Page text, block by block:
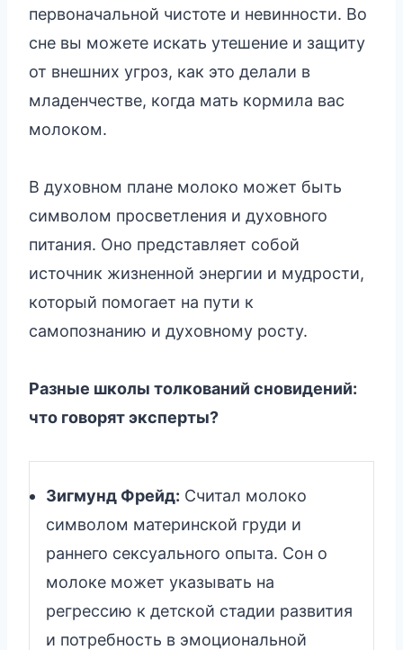
первоначальной чистоте и невинности. Во
сне вы можете искать утешение и защиту
от внешних угроз, как это делали в
младенчестве, когда мать кормила вас
молоком.
В духовном плане молоко может быть
символом просветления и духовного
питания. Оно представляет собой
источник жизненной энергии и мудрости,
который помогает на пути к
самопознанию и духовному росту.
Разные школы толкований сновидений:
что говорят эксперты?
Зигмунд Фрейд: Считал молоко
символом материнской груди и
раннего сексуального опыта. Сон о
молоке может указывать на
регрессию к детской стадии развития
и потребность в эмоциональной